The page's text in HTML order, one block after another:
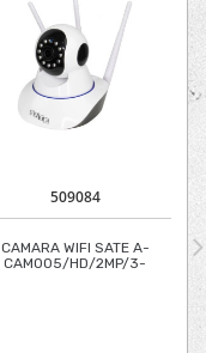
509084
CAMARA WIFI SATE A-
CAM005/HD/2MP/3-